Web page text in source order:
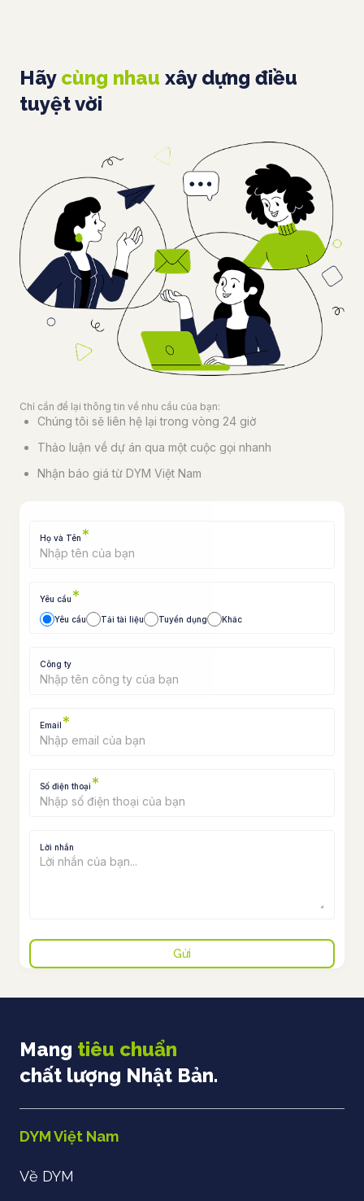
Hãy cùng nhau xây dựng điều
tuyệt vời
Chỉ cần để lại thông tin về nhu cầu của bạn:
Chúng tôi sẽ liên hệ lại trong vòng 24 giờ
Thảo luận về dự án qua một cuộc gọi nhanh
Nhận báo giá từ DYM Việt Nam
Họ và Tên*
Yêu cầu*
Yêu cầu Tải tài liệu Tuyển dụng Khác
Công ty
Email*
Số điện thoại*
Lời nhắn
Mang tiêu chuẩn
chất lượng Nhật Bản.
DYM Việt Nam
Về DYM